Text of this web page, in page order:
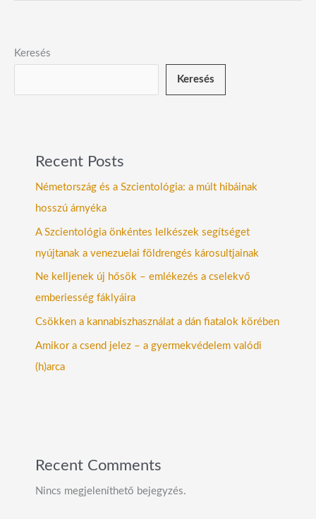
Keresés
Keresés
Recent Posts
Németország és a Szcientológia: a múlt hibáinak
hosszú árnyéka
A Szcientológia önkéntes lelkészek segítséget
nyújtanak a venezuelai földrengés károsultjainak
Ne kelljenek új hősök – emlékezés a cselekvő
emberiesség fáklyáira
Csökken a kannabiszhasználat a dán fiatalok körében
Amikor a csend jelez – a gyermekvédelem valódi
(h)arca
Recent Comments
Nincs megjeleníthető bejegyzés.